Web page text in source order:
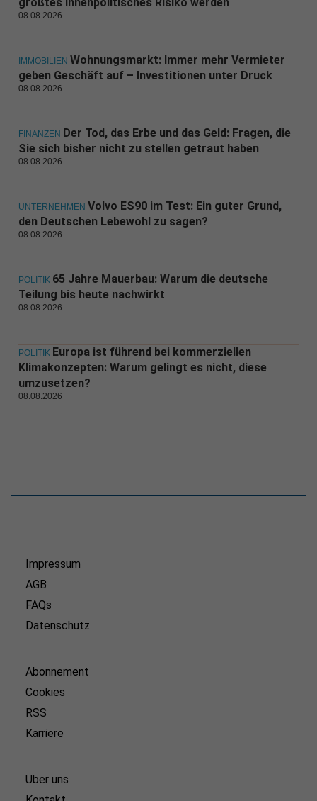
08.08.2026
IMMOBILIEN Wohnungsmarkt: Immer mehr Vermieter
geben Geschäft auf – Investitionen unter Druck
08.08.2026
FINANZEN Der Tod, das Erbe und das Geld: Fragen, die
Sie sich bisher nicht zu stellen getraut haben
08.08.2026
UNTERNEHMEN Volvo ES90 im Test: Ein guter Grund,
den Deutschen Lebewohl zu sagen?
08.08.2026
POLITIK 65 Jahre Mauerbau: Warum die deutsche
Teilung bis heute nachwirkt
08.08.2026
POLITIK Europa ist führend bei kommerziellen
Klimakonzepten: Warum gelingt es nicht, diese
umzusetzen?
08.08.2026
Impressum
AGB
FAQs
Datenschutz
Abonnement
Cookies
RSS
Karriere
Über uns